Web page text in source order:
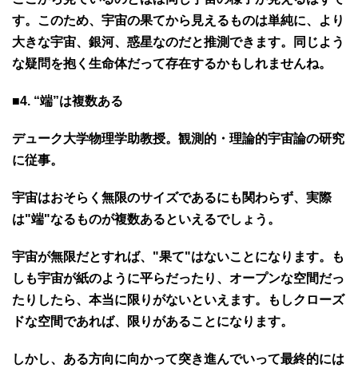
す。このため、宇宙の果てから見えるものは単純に、より
大きな宇宙、銀河、惑星なのだと推測できます。同じよう
な疑問を抱く生命体だって存在するかもしれませんね。
■4. “端”は複数ある
デューク大学物理学助教授。観測的・理論的宇宙論の研究
に従事。
宇宙はおそらく無限のサイズであるにも関わらず、実際
は"端"なるものが複数あるといえるでしょう。
宇宙が無限だとすれば、"果て"はないことになります。も
しも宇宙が紙のように平らだったり、オープンな空間だっ
たりしたら、本当に限りがないといえます。もしクローズ
ドな空間であれば、限りがあることになります。
しかし、ある方向に向かって突き進んでいって最終的には